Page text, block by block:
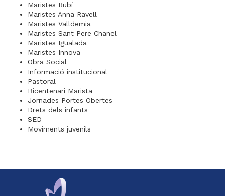
Maristes Rubí
Maristes Anna Ravell
Maristes Valldemia
Maristes Sant Pere Chanel
Maristes Igualada
Maristes Innova
Obra Social
Informació institucional
Pastoral
Bicentenari Marista
Jornades Portes Obertes
Drets dels infants
SED
Moviments juvenils